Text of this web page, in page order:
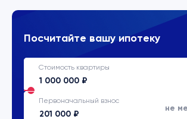
Посчитайте вашу ипотеку
Стоимость квартиры
Первоначальный взнос
не